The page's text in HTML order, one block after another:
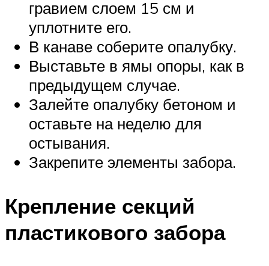
гравием слоем 15 см и
уплотните его.
В канаве соберите опалубку.
Выставьте в ямы опоры, как в
предыдущем случае.
Залейте опалубку бетоном и
оставьте на неделю для
остывания.
Закрепите элементы забора.
Крепление секций
пластикового забора